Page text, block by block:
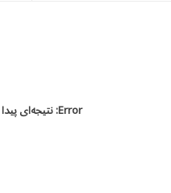
Error:نتیجه‌ای